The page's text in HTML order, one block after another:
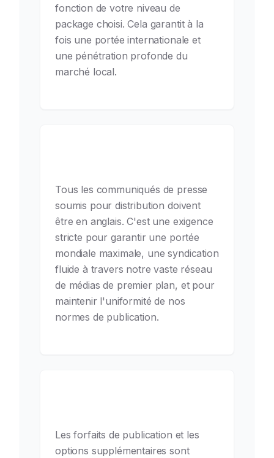
fonction de votre niveau de
package choisi. Cela garantit à la
fois une portée internationale et
une pénétration profonde du
marché local.
Tous les communiqués de presse
soumis pour distribution doivent
être en anglais. C'est une exigence
stricte pour garantir une portée
mondiale maximale, une syndication
fluide à travers notre vaste réseau
de médias de premier plan, et pour
maintenir l'uniformité de nos
normes de publication.
Les forfaits de publication et les
options supplémentaires sont